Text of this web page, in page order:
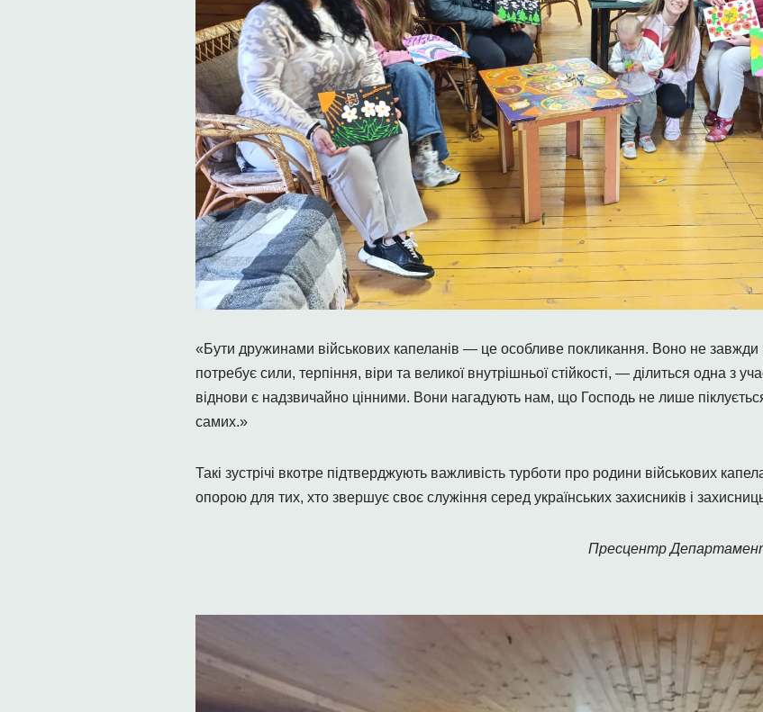
«Бути дружинами військових капеланів — це особливе покликання. Воно не завжди
потребує сили, терпіння, віри та великої внутрішньої стійкості, — ділиться одна з
віднови є надзвичайно цінними. Вони нагадують нам, що Господь не лише
самих.»
Такі зустрічі вкотре підтверджують важливість турботи про родини військових
опорою для тих, хто звершує своє служіння серед українських захисників і
Пресцентр